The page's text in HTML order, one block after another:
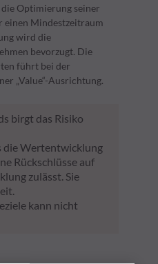
Optimierung seiner
Mindestzeitraum
wird die
bevorzugt. Die
führt bei der
„Value“-Ausrichtung.
birgt das Risiko
die Wertentwicklung
Rückschlüsse auf
zulässt. Sie
kann nicht